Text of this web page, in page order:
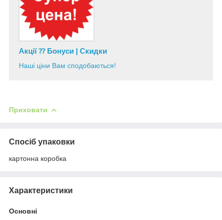
Акції ⁇ Бонуси | Скидки
Наші ціни Вам сподобаються!
Приховати
Спосіб упаковки
картонна коробка
Характеристики
Основні